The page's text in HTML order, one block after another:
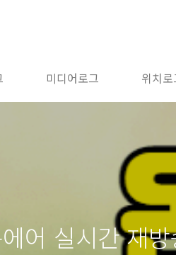
미디어로그 위치로
어 실시간 재